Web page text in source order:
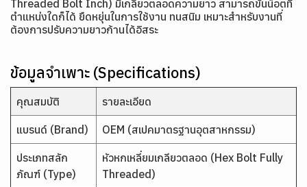
Threaded Bolt Inch) มีเกลียวตลอดความยาว สามารถขันน็อตที่
ตำแหน่งใดก็ได้ ยืดหยุ่นในการใช้งาน ทนสนิม เหมาะสำหรับงานที่
ต้องการปรับความยาวก้านได้อิสระ
ข้อมูลจำเพาะ (Specifications)
คุณสมบัติ รายละเอียด
แบรนด์ (Brand) OEM (สเปคมาตรฐานอุตสาหกรรม)
ประเภทสลัก
ภัณฑ์ (Type)
หัวหกเหลี่ยมเกลียวตลอด (Hex Bolt Fully
Threaded)